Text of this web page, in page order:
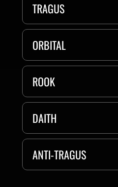
TRAGUS
ORBITAL
ROOK
DAITH
ANTI-TRAGUS